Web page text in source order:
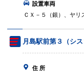
設置車両
ＣＸ－５（銀）、ヤリ
月島駅前第３（シ
住 所